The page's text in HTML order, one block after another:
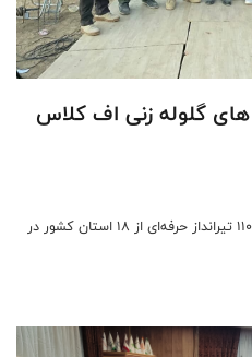
گلوله زنی اف کلاس
رقابت‌های گلوله‌زنی اس کلاس با حضور ۱۱۰ تیرانداز حرفه‌ای از ۱۸ استان کشور در